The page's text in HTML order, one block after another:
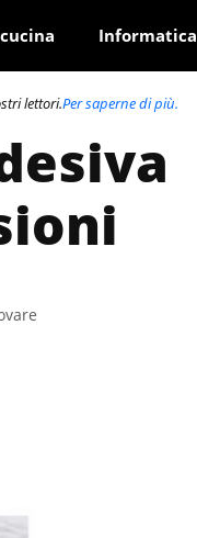
Informatica
lettori.Per saperne di più.